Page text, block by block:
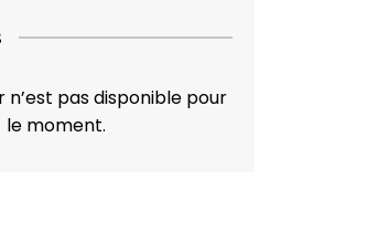
n’est pas disponible pour
le moment.